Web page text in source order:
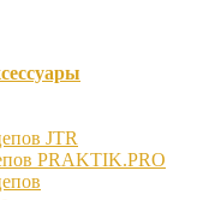
JTR
PRAKTIK.PRO